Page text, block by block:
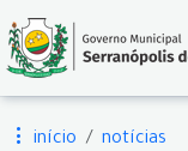
início notícias